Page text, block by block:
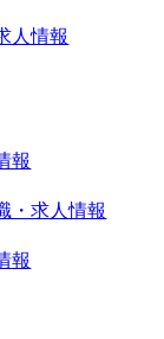
人情報
報
・求人情報
報